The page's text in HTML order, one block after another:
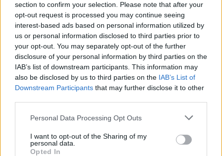
section to confirm your selection. Please note that after your
opt-out request is processed you may continue seeing
interest-based ads based on personal information utilized by
us or personal information disclosed to third parties prior to
your opt-out. You may separately opt-out of the further
disclosure of your personal information by third parties on the
IAB’s list of downstream participants. This information may
also be disclosed by us to third parties on the IAB’s List of
Downstream Participants that may further disclose it to other
Personal Data Processing Opt Outs
I want to opt-out of the Sharing of my
personal data.
Opted In
Ανάλυση Guardian: Πώς φτάσαμε στο τέλος
του bromance Τραμπ – Πούτιν